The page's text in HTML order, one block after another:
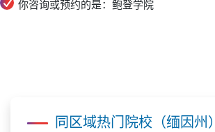
你咨询或预约的是：鲍登学院
同区域热门院校（缅因州）